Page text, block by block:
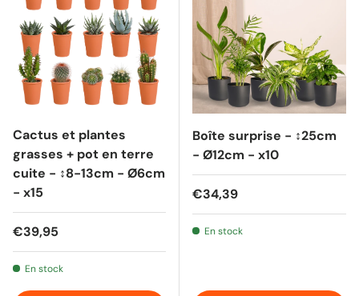
Cactus et plantes
grasses + pot en terre
cuite - ↕8-13cm - Ø6cm
- x15
Prix habituel
€39,95
En stock
Boîte surprise - ↕25cm
- Ø12cm - x10
Prix habituel
€34,39
En stock